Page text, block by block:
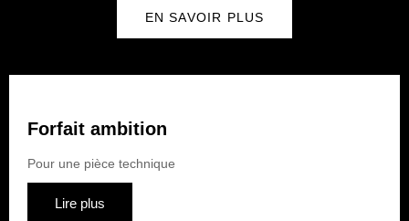
EN SAVOIR PLUS
Forfait ambition
Pour une pièce technique
Lire plus